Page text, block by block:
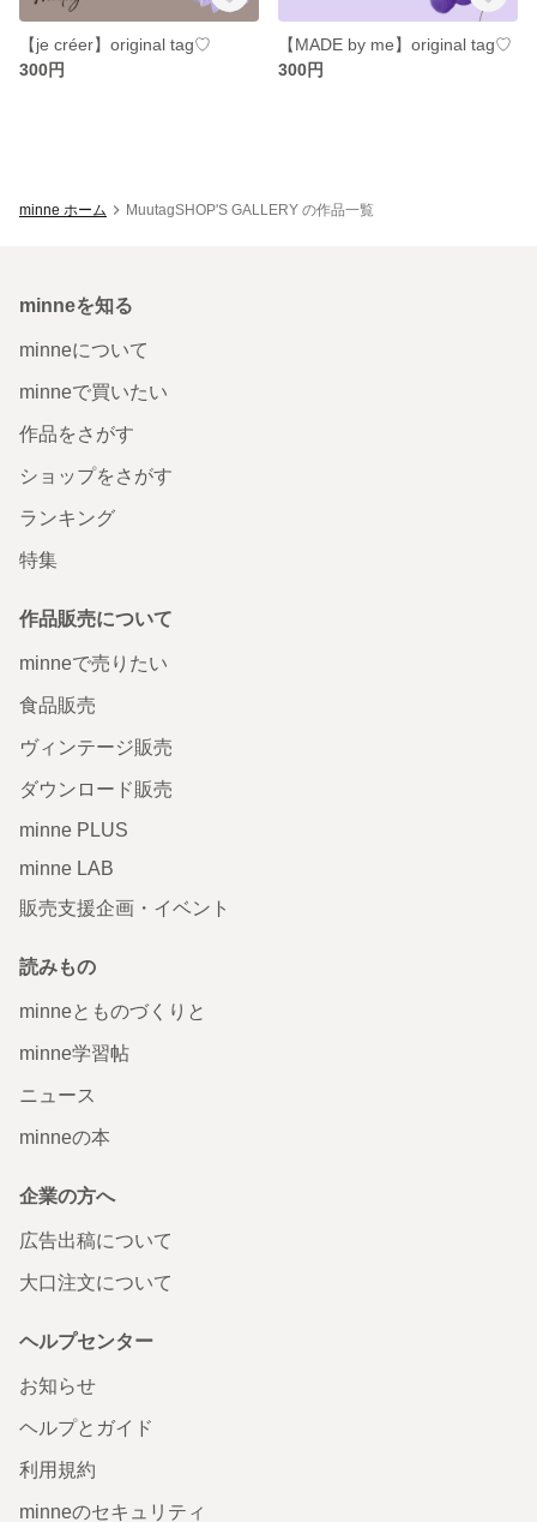
【je créer】original tag♡
300円
【MADE by me】original tag♡
300円
minne ホーム MuutagSHOP'S GALLERY の作品一覧
minneを知る
minneについて
minneで買いたい
作品をさがす
ショップをさがす
ランキング
特集
作品販売について
minneで売りたい
食品販売
ヴィンテージ販売
ダウンロード販売
minne PLUS
minne LAB
販売支援企画・イベント
読みもの
minneとものづくりと
minne学習帖
ニュース
minneの本
企業の方へ
広告出稿について
大口注文について
ヘルプセンター
お知らせ
ヘルプとガイド
利用規約
minneのセキュリティ